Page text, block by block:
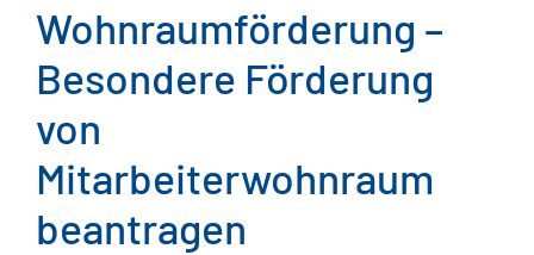
Wohnraumförderung –
Besondere Förderung
von
Mitarbeiterwohnraum
beantragen